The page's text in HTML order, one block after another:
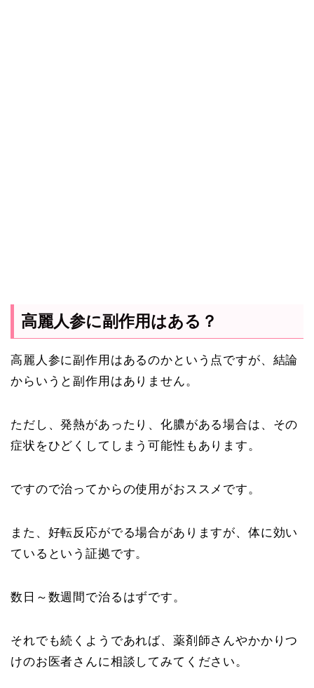
高麗人参に副作用はある？
高麗人参に副作用はあるのかという点ですが、結論
からいうと副作用はありません。
ただし、発熱があったり、化膿がある場合は、その
症状をひどくしてしまう可能性もあります。
ですので治ってからの使用がおススメです。
また、好転反応がでる場合がありますが、体に効い
ているという証拠です。
数日～数週間で治るはずです。
それでも続くようであれば、薬剤師さんやかかりつ
けのお医者さんに相談してみてください。